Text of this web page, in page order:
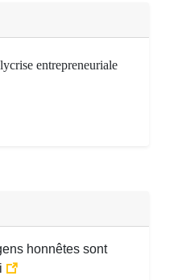
entrepreneuriale
honnêtes sont